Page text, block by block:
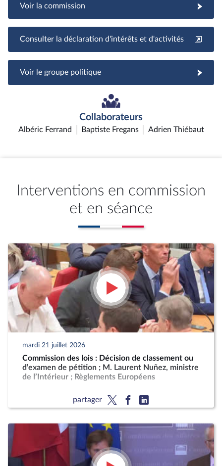
Voir la commission
Consulter la déclaration d'intérêts et d'activités
Voir le groupe politique
Collaborateurs
Albéric Ferrand Baptiste Fregans Adrien Thiébaut
Interventions en commission
et en séance
mardi 21 juillet 2026
Commission des lois : Décision de classement ou
d’examen de pétition ; M. Laurent Nuñez, ministre
de l’Intérieur ; Règlements Européens
partager